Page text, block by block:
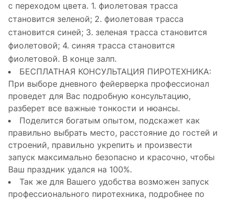
с переходом цвета. 1. фиолетовая трасса
становится зеленой; 2. фиолетовая трасса
становится синей; 3. зеленая трасса становится
фиолетовой; 4. синяя трасса становится
фиолетовой. В конце залп.
БЕСПЛАТНАЯ КОНСУЛЬТАЦИЯ ПИРОТЕХНИКА:
При выборе дневного фейерверка профессионал
проведет для Вас подробную консультацию,
разберет все важные тонкости и нюансы.
Поделится богатым опытом, подскажет как
правильно выбрать место, расстояние до гостей и
строений, правильно укрепить и произвести
запуск максимально безопасно и красочно, чтобы
Ваш праздник удался на 100%.
Так же для Вашего удобства возможен запуск
профессионального пиротехника, подробнее по